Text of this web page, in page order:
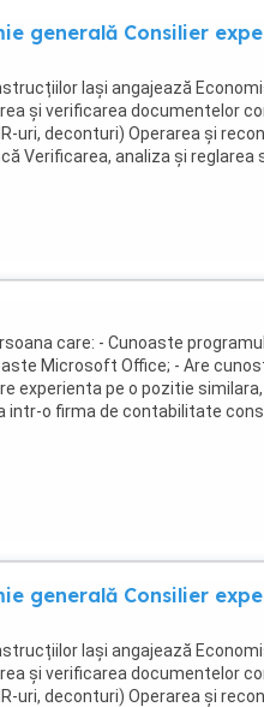
generală Consilier
Iași angajează
și verificarea documentelor
uri, deconturi) Operarea și
Verificarea, analiza și reglarea
...
care: - Cunoaste
Microsoft Office; - Are
experienta pe o pozitie
intr-o firma de contabilitate
generală Consilier
Iași angajează
și verificarea documentelor
uri, deconturi) Operarea și